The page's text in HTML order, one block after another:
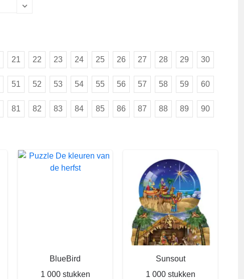
21 22 23 24 25 26 27 28 29 30
51 52 53 54 55 56 57 58 59 60
81 82 83 84 85 86 87 88 89 90
BlueBird
1 000 stukken
Sunsout
1 000 stukken